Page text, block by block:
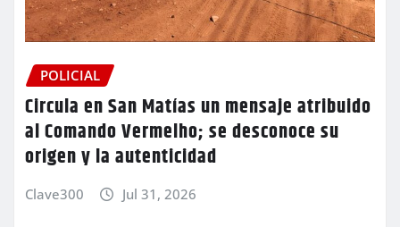
POLICIAL
Circula en San Matías un mensaje atribuido
al Comando Vermelho; se desconoce su
origen y la autenticidad
Clave300 Jul 31, 2026